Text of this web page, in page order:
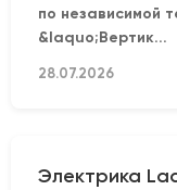
по независимой
&laquo;Вертик...
28.07.2026
Электрика